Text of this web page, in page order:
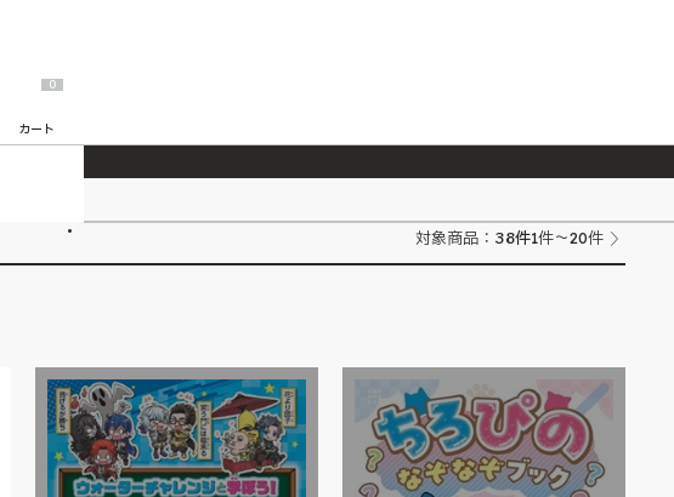
2026/7/23 『ONE PIECE magazine 021 ONE PIECEカード付き同梱版』発売延期のご案内
0
カート
対象商品： 38件1件～20件